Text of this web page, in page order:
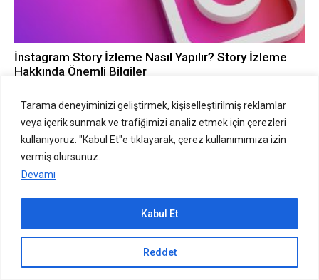
Tarama deneyiminizi geliştirmek, kişiselleştirilmiş reklamlar
veya içerik sunmak ve trafiğimizi analiz etmek için çerezleri
kullanıyoruz. "Kabul Et"e tıklayarak, çerez kullanımımıza izin
vermiş olursunuz.
Devamı
Reddet
Kabul Et
Sıradaki içerik:
İnstagram Story İzleme Nasıl Yapılır? Story İzleme
Hakkında Önemli Bilgiler
NASIL YAPILIR?
Telefon Yazı Boyutunu Büyütme Rehberi: Android ve
iOS için Adım Adım Talimatlar